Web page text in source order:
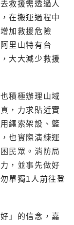
救援需透過人
在搬運過程中
加救援危險
里山特有台
大大減少救援
積極辦理山域
，力求貼近實
繩索架設、籃
也實際演練運
民眾。消防局
，並事先做好
單獨1人前往登
」的信念，嘉